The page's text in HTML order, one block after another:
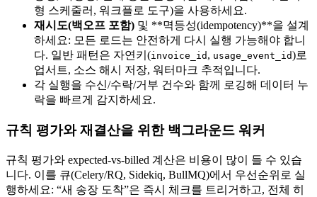
형 스케줄러, 워크플로 도구)을 사용하세요.
재시도(백오프 포함) 및 **멱등성(idempotency)**을 설계
하세요: 모든 로드는 안전하게 다시 실행 가능해야 합니
다. 일반 패턴은 자연키(invoice_id , usage_event_id)로
업서트, 소스 해시 저장, 워터마크 추적입니다.
각 실행을 수신/수락/거부 건수와 함께 로깅해 데이터 누
락을 빠르게 감지하세요.
규칙 평가와 재결산을 위한 백그라운드 워커
규칙 평가와 expected-vs-billed 계산은 비용이 많이 들 수 있습
니다. 이를 큐(Celery/RQ, Sidekiq, BullMQ)에서 우선순위로 실
행하세요: “새 송장 도착”은 즉시 체크를 트리거하고, 전체 히